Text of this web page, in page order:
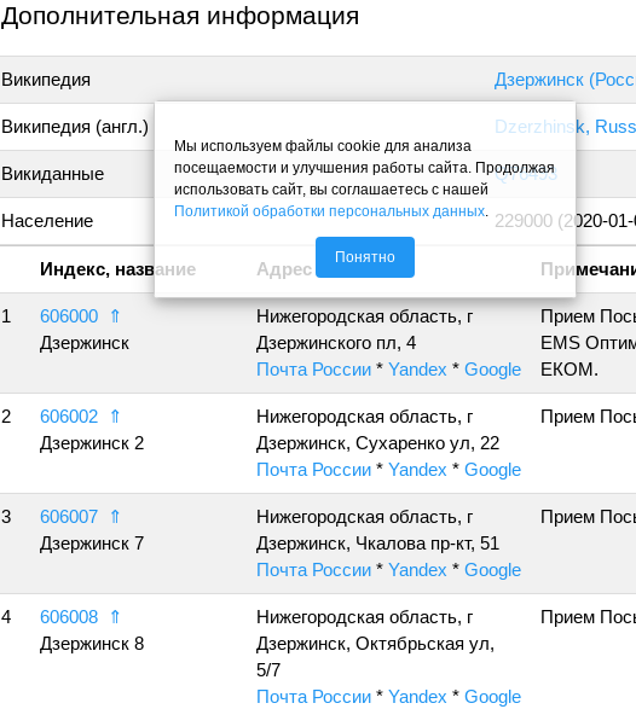
Дополнительная информация
Википедия Дзержинск
Википедия (англ.) Dzerzhinsk,
Викиданные Q76493
Население 229000 (2020-
Индекс, название Адрес
1 606000
⇑
Дзержинск
Нижегородская область, г
Дзержинского пл, 4
Почта России * Yandex * Google
Прием
EMS
ЕКОМ.
2 606002
⇑
Дзержинск 2
Нижегородская область, г
Дзержинск, Сухаренко ул, 22
Почта России * Yandex * Google
Прием
3 606007
⇑
Дзержинск 7
Нижегородская область, г
Дзержинск, Чкалова пр-кт, 51
Почта России * Yandex * Google
Прием
4 606008
⇑
Дзержинск 8
Нижегородская область, г
Дзержинск, Октябрьская ул,
5/7
Почта России * Yandex * Google
Прием
Мы используем файлы cookie для анализа
посещаемости и улучшения работы сайта. Продолжая
использовать сайт, вы соглашаетесь с нашей
Политикой обработки персональных данных.
Понятно